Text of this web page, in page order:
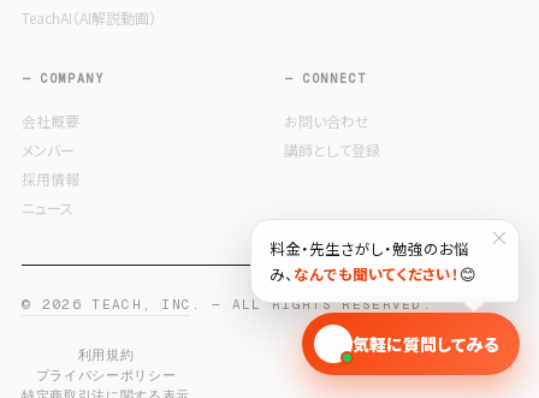
TeachAI（AI解説動画）
— COMPANY
会社概要
メンバー
採用情報
ニュース
— CONNECT
お問い合わせ
講師として登録
© 2026 TEACH, INC. — ALL RIGHTS RESERVED.
利用規約
プライバシーポリシー
×
料金・先生さがし・勉強のお悩
み、 なんでも聞いてください！ 😊
🎓 気軽に質問してみる